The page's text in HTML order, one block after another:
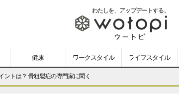
わたしを、 アップデートする。
wotopi
-
健康 ワークスタイル ライフスタイル
ントは？ 骨粗鬆症の専門家に聞く